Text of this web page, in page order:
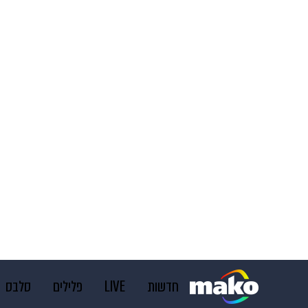
חדשות LIVE פלילים סלבס